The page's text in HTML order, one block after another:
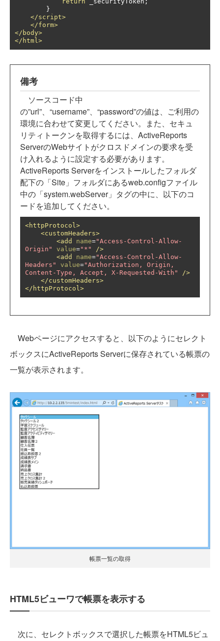
}
</script>
</form>
</body>
</html>
備考
ソースコード中
の”url”、“username”、“password”の値は、ご利用の
環境に合わせて変更してください。また、セキュ
リティトークンを取得するには、ActiveReports
ServerのWebサイトがクロスドメインの要求を受
け入れるように設定する必要があります。
ActiveReports Serverをインストールしたフォルダ
配下の「Site」フォルダにあるweb.configファイル
中の「system.webServer」タグの中に、以下のコ
ードを追加してください。
<httpProtocol>
<customHeaders>
<add
name="Access-Control-Allow-
Origin"
value="*"
/>
<add
name="Access-Control-Allow-
Headers"
value="Authorization, Origin,
Content-Type, Accept, X-Requested-With"
/>
</customHeaders>
</httpProtocol>
Webページにアクセスすると、以下のようにセレクト
ボックスにActiveReports Serverに保存されている帳票の
一覧が表示されます。
帳票一覧の取得
HTML5ビューワで帳票を表示する
次に、セレクトボックスで選択した帳票をHTML5ビュ